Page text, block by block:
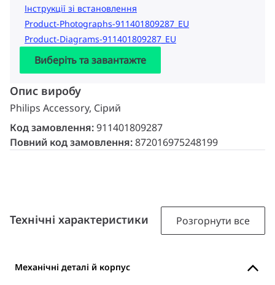
Інструкції зі встановлення
Product-Photographs-911401809287_EU
Product-Diagrams-911401809287_EU
Виберіть та завантажте
Опис виробу
Philips Accessory, Сірий
Код замовлення:911401809287
Повний код замовлення:872016975248199
Технічні характеристики Розгорнути все
Механічні деталі й корпус